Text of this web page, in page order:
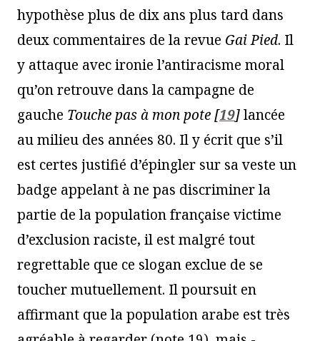
hypothèse plus de dix ans plus tard dans
deux commentaires de la revue Gai Pied. Il
y attaque avec ironie l’antiracisme moral
qu’on retrouve dans la campagne de
gauche Touche pas à mon pote[19]lancée
au milieu des années 80. Il y écrit que s’il
est certes justifié d’épingler sur sa veste un
badge appelant à ne pas discriminer la
partie de la population française victime
d’exclusion raciste, il est malgré tout
regrettable que ce slogan exclue de se
toucher mutuellement. Il poursuit en
affirmant que la population arabe est très